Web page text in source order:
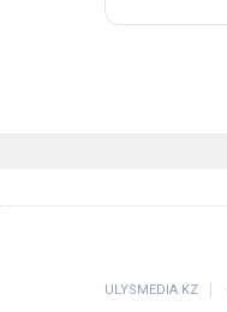
ULYSMEDIA.KZ